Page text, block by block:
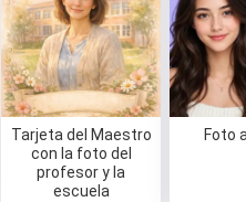
Tarjeta del Maestro
con la foto del
profesor y la
escuela
Foto